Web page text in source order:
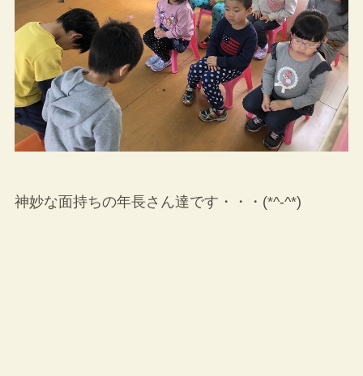
神妙な面持ちの年長さん達です・・・(*^-^*)